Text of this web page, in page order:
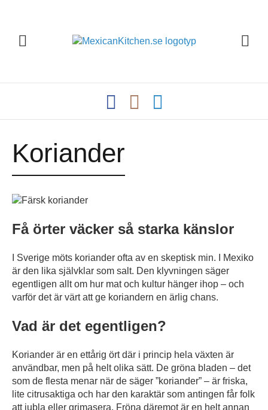
Koriander
Få örter väcker så starka känslor
I Sverige möts koriander ofta av en skeptisk min. I Mexiko
är den lika självklar som salt. Den klyvningen säger
egentligen allt om hur mat och kultur hänger ihop – och
varför det är värt att ge koriandern en ärlig chans.
Vad är det egentligen?
Koriander är en ettårig ört där i princip hela växten är
användbar, men på helt olika sätt. De gröna bladen – det
som de flesta menar när de säger ”koriander” – är friska,
lite citrusaktiga och har den karaktär som antingen får folk
att jubla eller grimasera. Fröna däremot är en helt annan